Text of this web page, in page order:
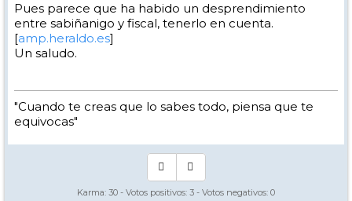
Pues parece que ha habido un desprendimiento
entre sabiñanigo y fiscal, tenerlo en cuenta.
[amp.heraldo.es]
Un saludo.
"Cuando te creas que lo sabes todo, piensa que te
equivocas"
Karma: 30 - Votos positivos: 3 - Votos negativos: 0